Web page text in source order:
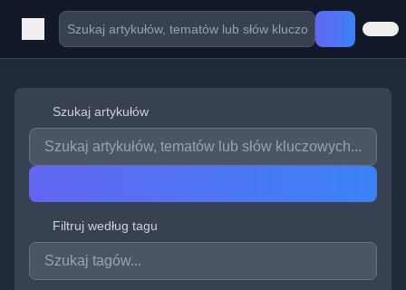
Szukaj artykułów
Filtruj według tagu